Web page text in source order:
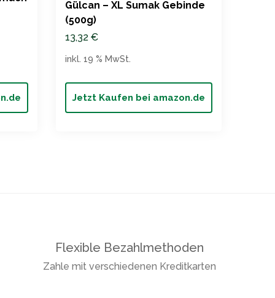
Gülcan – XL Sumak Gebinde
(500g)
13,32 €
Jetzt Kaufen bei amazon.de
inkl. 19 % MwSt.
Flexible Bezahlmethoden
Zahle mit verschiedenen Kreditkarten